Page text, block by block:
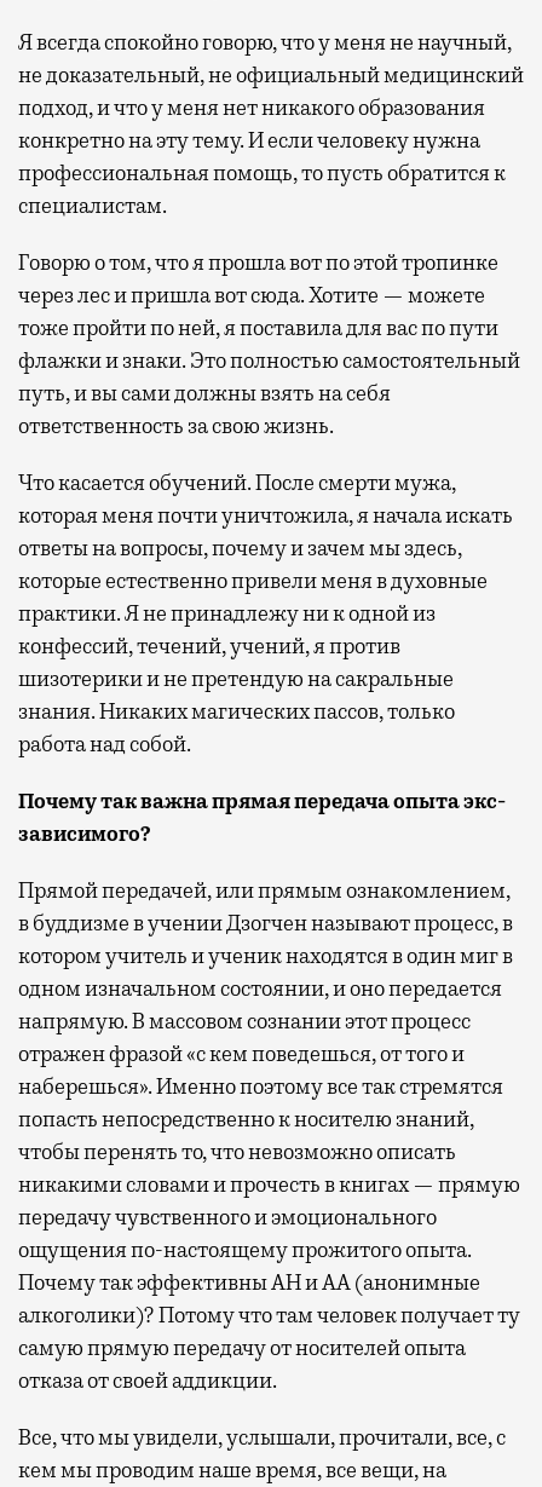
Я всегда спокойно говорю, что у меня не научный,
не доказательный, не официальный медицинский
подход, и что у меня нет никакого образования
конкретно на эту тему. И если человеку нужна
профессиональная помощь, то пусть обратится к
специалистам.
Говорю о том, что я прошла вот по этой тропинке
через лес и пришла вот сюда. Хотите — можете
тоже пройти по ней, я поставила для вас по пути
флажки и знаки. Это полностью самостоятельный
путь, и вы сами должны взять на себя
ответственность за свою жизнь.
Что касается обучений. После смерти мужа,
которая меня почти уничтожила, я начала искать
ответы на вопросы, почему и зачем мы здесь,
которые естественно привели меня в духовные
практики. Я не принадлежу ни к одной из
конфессий, течений, учений, я против
шизотерики и не претендую на сакральные
знания. Никаких магических пассов, только
работа над собой.
Почему так важна прямая передача опыта экс-
зависимого?
Прямой передачей, или прямым ознакомлением,
в буддизме в учении Дзогчен называют процесс, в
котором учитель и ученик находятся в один миг в
одном изначальном состоянии, и оно передается
напрямую. В массовом сознании этот процесс
отражен фразой «с кем поведешься, от того и
наберешься». Именно поэтому все так стремятся
попасть непосредственно к носителю знаний,
чтобы перенять то, что невозможно описать
никакими словами и прочесть в книгах — прямую
передачу чувственного и эмоционального
ощущения по-настоящему прожитого опыта.
Почему так эффективны АН и АА (анонимные
алкоголики)? Потому что там человек получает ту
самую прямую передачу от носителей опыта
отказа от своей аддикции.
Все, что мы увидели, услышали, прочитали, все, с
кем мы проводим наше время, все вещи, на